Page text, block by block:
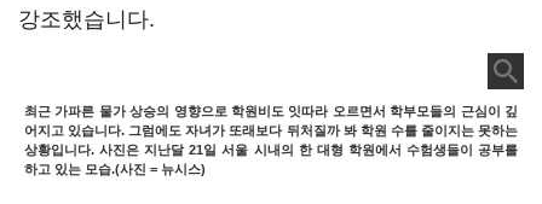
강조했습니다.
최근 가파른 물가 상승의 영향으로 학원비도 잇따라 오르면서 학부모들의 근심이 깊
어지고 있습니다. 그럼에도 자녀가 또래보다 뒤처질까 봐 학원 수를 줄이지는 못하는
상황입니다. 사진은 지난달 21일 서울 시내의 한 대형 학원에서 수험생들이 공부를
하고 있는 모습.(사진 = 뉴시스)